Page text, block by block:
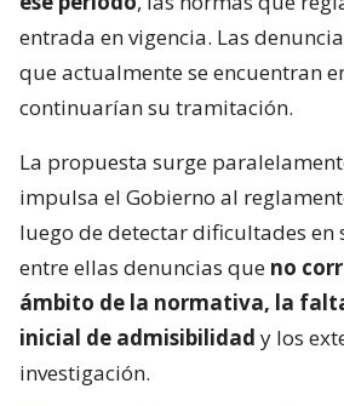
entrada en vigencia. Las
que actualmente se encuentran
continuarían su tramitación.
La propuesta surge
impulsa el Gobierno al
luego de detectar dificultades en
entre ellas denuncias que no
ámbito de la normativa, la
inicial de admisibilidad y los
investigación.